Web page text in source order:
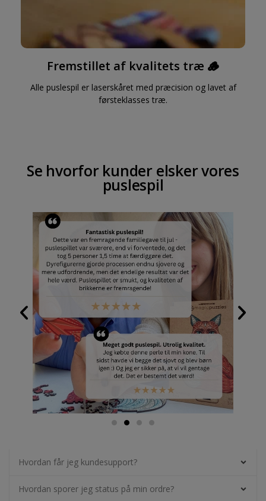
Fremstillet af kvalitets træ 🪵
Alle puslespil er laserskåret med præcision og lavet af
førsteklasses træ.
Se hvorfor kunder elsker vores
puslespil
Hvordan får jeg kundesupport?
Hvordan sporer jeg status på min ordre?